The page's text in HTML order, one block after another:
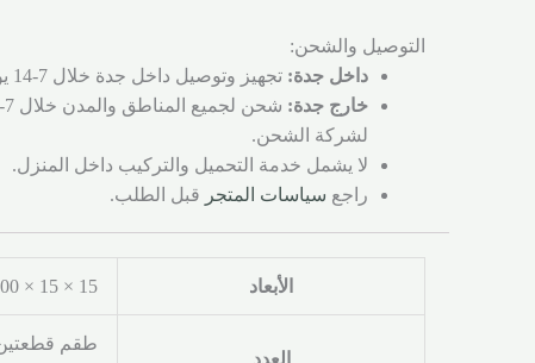
التوصيل والشحن:
داخل جدة: تجهيز وتوصيل داخل جدة خلال 7-14 يوم عمل.
خارج جدة:
لشركة الشحن.
لا يشمل خدمة التحميل والتركيب داخل المنزل.
راجع سياسات المتجر قبل الطلب.
الأبعاد 15 × 15 × 100 سنتيميتر
طقم